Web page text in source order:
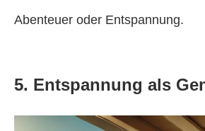
Abenteuer oder Entspannung.
5. Entspannung als